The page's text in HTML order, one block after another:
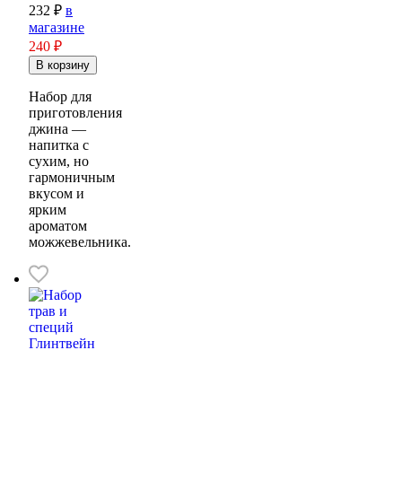
232 ₽ в
магазине
240 ₽
Набор для
приготовления
джина —
напитка с
сухим, но
гармоничным
вкусом и
ярким
ароматом
можжевельника.